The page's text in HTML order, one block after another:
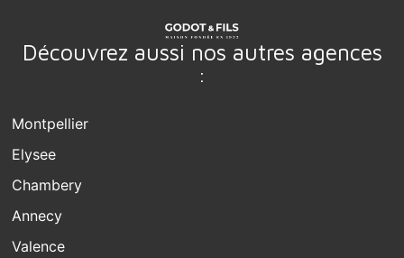
Découvrez aussi nos autres agences
:
Montpellier
Elysee
Chambery
Annecy
Valence